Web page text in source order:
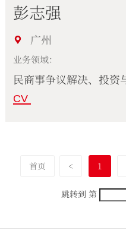
彭志强
广州
业务领域：
民商事争议解决、投资
CV
首页 < 1
跳转到 第